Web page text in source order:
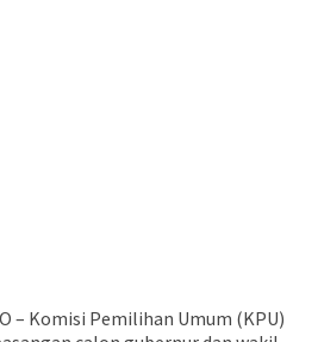
– Komisi Pemilihan Umum (KPU)